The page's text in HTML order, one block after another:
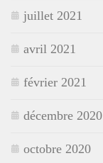
juillet 2021
avril 2021
février 2021
décembre 2020
octobre 2020